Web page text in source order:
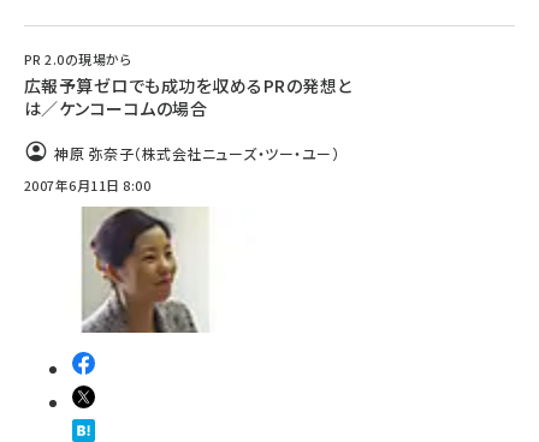
PR 2.0の現場から
広報予算ゼロでも成功を収めるPRの発想と
は／ケンコーコムの場合
神原 弥奈子（株式会社ニューズ・ツー・ユー）
2007年6月11日 8:00